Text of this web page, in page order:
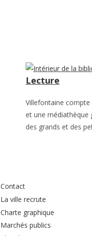
Lecture
Villefontaine
et une médiathèque
des grands et des
Contact
La ville recrute
Charte graphique
Marchés publics